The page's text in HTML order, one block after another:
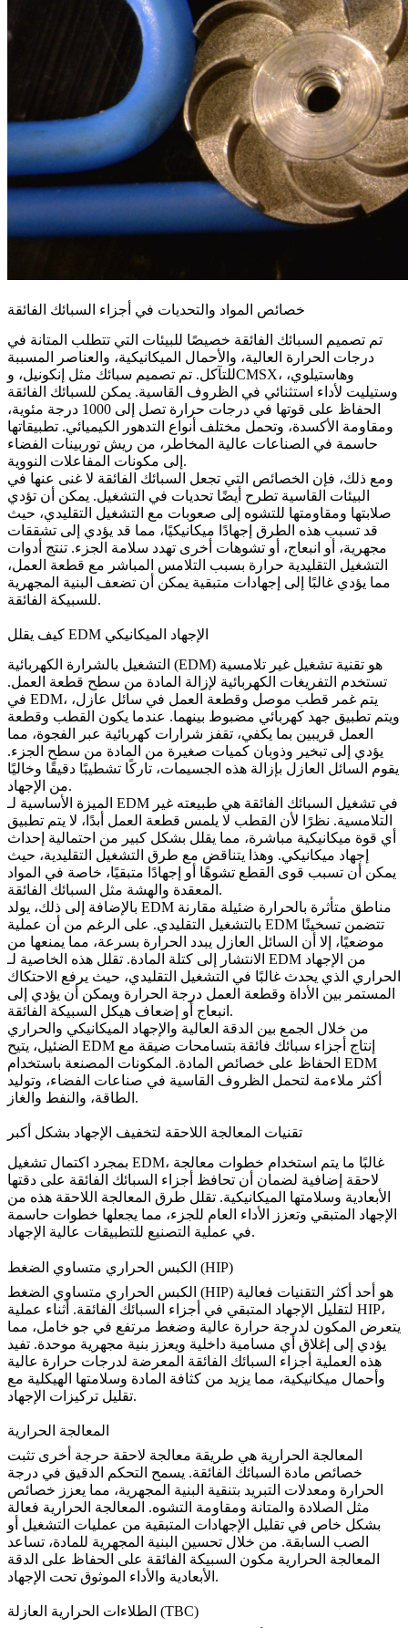
خصائص المواد والتحديات في أجزاء السبائك الفائقة
تم تصميم السبائك الفائقة خصيصًا للبيئات التي تتطلب المتانة في
درجات الحرارة العالية، والأحمال الميكانيكية، والعناصر المسببة
للتآكل. تم تصميم سبائك مثل إنكونيل، و CMSX ، وهاستيلوي،
وستيليت لأداء استثنائي في الظروف القاسية. يمكن للسبائك الفائقة
الحفاظ على قوتها في درجات حرارة تصل إلى 1000 درجة مئوية،
ومقاومة الأكسدة، وتحمل مختلف أنواع التدهور الكيميائي. تطبيقاتها
حاسمة في الصناعات عالية المخاطر، من ريش توربينات الفضاء
إلى مكونات المفاعلات النووية
.
ومع ذلك، فإن الخصائص التي تجعل السبائك الفائقة لا غنى عنها في
البيئات القاسية تطرح أيضًا تحديات في التشغيل. يمكن أن تؤدي
صلابتها ومقاومتها للتشوه إلى صعوبات مع التشغيل التقليدي، حيث
قد تسبب هذه الطرق إجهادًا ميكانيكيًا، مما قد يؤدي إلى تشققات
مجهرية، أو انبعاج، أو تشوهات أخرى تهدد سلامة الجزء. تنتج أدوات
التشغيل التقليدية حرارة بسبب التلامس المباشر مع قطعة العمل،
مما يؤدي غالبًا إلى إجهادات متبقية يمكن أن تضعف البنية المجهرية
للسبيكة الفائقة.
كيف يقلل EDM الإجهاد الميكانيكي
التشغيل بالشرارة الكهربائية (EDM) هو تقنية تشغيل غير تلامسية
تستخدم التفريغات الكهربائية لإزالة المادة من سطح قطعة العمل.
في EDM، يتم غمر قطب موصل وقطعة العمل في سائل عازل،
ويتم تطبيق جهد كهربائي مضبوط بينهما. عندما يكون القطب وقطعة
العمل قريبين بما يكفي، تقفز شرارات كهربائية عبر الفجوة، مما
يؤدي إلى تبخير وذوبان كميات صغيرة من المادة من سطح الجزء.
يقوم السائل العازل بإزالة هذه الجسيمات، تاركًا تشطيبًا دقيقًا وخاليًا
من الإجهاد.
الميزة الأساسية لـ EDM في تشغيل السبائك الفائقة هي طبيعته غير
التلامسية. نظرًا لأن القطب لا يلمس قطعة العمل أبدًا، لا يتم تطبيق
أي قوة ميكانيكية مباشرة، مما يقلل بشكل كبير من احتمالية إحداث
إجهاد ميكانيكي. وهذا يتناقض مع طرق التشغيل التقليدية، حيث
يمكن أن تسبب قوى القطع تشوهًا أو إجهادًا متبقيًا، خاصة في المواد
المعقدة والهشة مثل السبائك الفائقة.
بالإضافة إلى ذلك، يولد EDM مناطق متأثرة بالحرارة ضئيلة مقارنة
بالتشغيل التقليدي. على الرغم من أن عملية EDM تتضمن تسخينًا
موضعيًا، إلا أن السائل العازل يبدد الحرارة بسرعة، مما يمنعها من
الانتشار إلى كتلة المادة. تقلل هذه الخاصية لـ EDM من الإجهاد
الحراري الذي يحدث غالبًا في التشغيل التقليدي، حيث يرفع الاحتكاك
المستمر بين الأداة وقطعة العمل درجة الحرارة ويمكن أن يؤدي إلى
انبعاج أو إضعاف هيكل السبيكة الفائقة.
من خلال الجمع بين الدقة العالية والإجهاد الميكانيكي والحراري
الضئيل، يتيح EDM إنتاج أجزاء سبائك فائقة بتسامحات ضيقة مع
الحفاظ على خصائص المادة. المكونات المصنعة باستخدام EDM
أكثر ملاءمة لتحمل الظروف القاسية في صناعات الفضاء، وتوليد
الطاقة، والنفط والغاز.
تقنيات المعالجة اللاحقة لتخفيف الإجهاد بشكل أكبر
بمجرد اكتمال تشغيل EDM، غالبًا ما يتم استخدام خطوات معالجة
لاحقة إضافية لضمان أن تحافظ أجزاء السبائك الفائقة على دقتها
الأبعادية وسلامتها الميكانيكية. تقلل طرق المعالجة اللاحقة هذه من
الإجهاد المتبقي وتعزز الأداء العام للجزء، مما يجعلها خطوات حاسمة
في عملية التصنيع للتطبيقات عالية الإجهاد.
الكبس الحراري متساوي الضغط (HIP)
الكبس الحراري متساوي الضغط (HIP)
لتقليل الإجهاد المتبقي في أجزاء السبائك الفائقة. أثناء عملية HIP،
يتعرض المكون لدرجة حرارة عالية وضغط مرتفع في جو خامل، مما
يؤدي إلى إغلاق أي مسامية داخلية ويعزز بنية مجهرية موحدة. تفيد
هذه العملية أجزاء السبائك الفائقة المعرضة لدرجات حرارة عالية
وأحمال ميكانيكية، مما يزيد من كثافة المادة وسلامتها الهيكلية مع
تقليل تركيزات الإجهاد.
المعالجة الحرارية
المعالجة الحرارية هي طريقة معالجة لاحقة حرجة أخرى تثبت
خصائص مادة السبائك الفائقة. يسمح التحكم الدقيق في درجة
الحرارة ومعدلات التبريد بتنقية البنية المجهرية، مما يعزز خصائص
مثل الصلادة والمتانة ومقاومة التشوه. المعالجة الحرارية فعالة
بشكل خاص في تقليل الإجهادات المتبقية من عمليات التشغيل أو
الصب السابقة. من خلال تحسين البنية المجهرية للمادة، تساعد
المعالجة الحرارية مكون السبيكة الفائقة على الحفاظ على الدقة
الأبعادية والأداء الموثوق تحت الإجهاد.
الطلاءات الحرارية العازلة (TBC)